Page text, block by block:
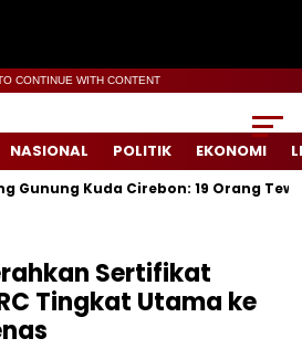
CONTINUE WITH CONTENT
NASIONAL POLITIK EKONOMI
Kuda Cirebon: 19 Orang Tewas,
Sertifikat
Tingkat Utama ke